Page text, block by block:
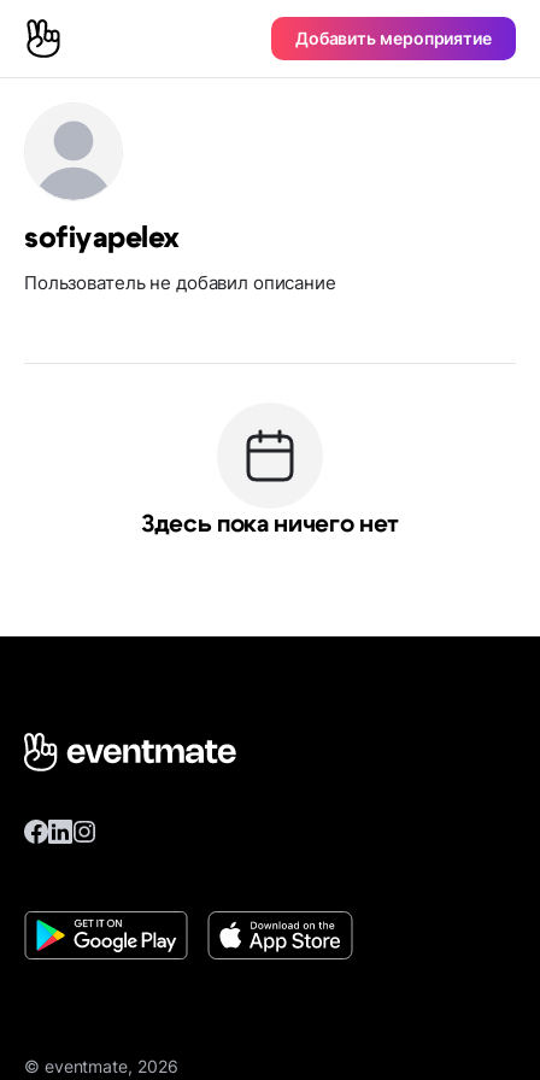
Добавить мероприятие
sofiyapelex
Пользователь не добавил описание
Здесь пока ничего нет
© eventmate, 2026